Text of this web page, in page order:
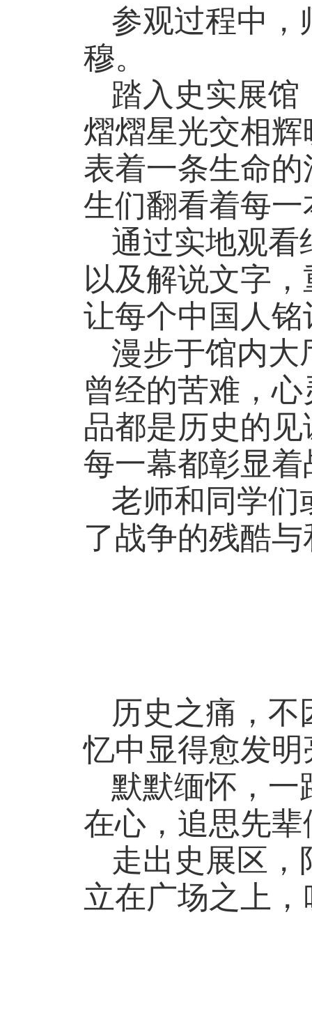
参观过程中，
穆。
踏入史实展馆
熠熠星光交相
表着一条生命
生们翻看着每
通过实地观看
以及解说文字
让每个中国人
漫步于馆内大
曾经的苦难，
品都是历史的
每一幕都彰显
老师和同学们
了战争的残酷
历史之痛，
忆中显得愈发明
默默缅怀，一
在心，追思先
走出史展区，
立在广场之上